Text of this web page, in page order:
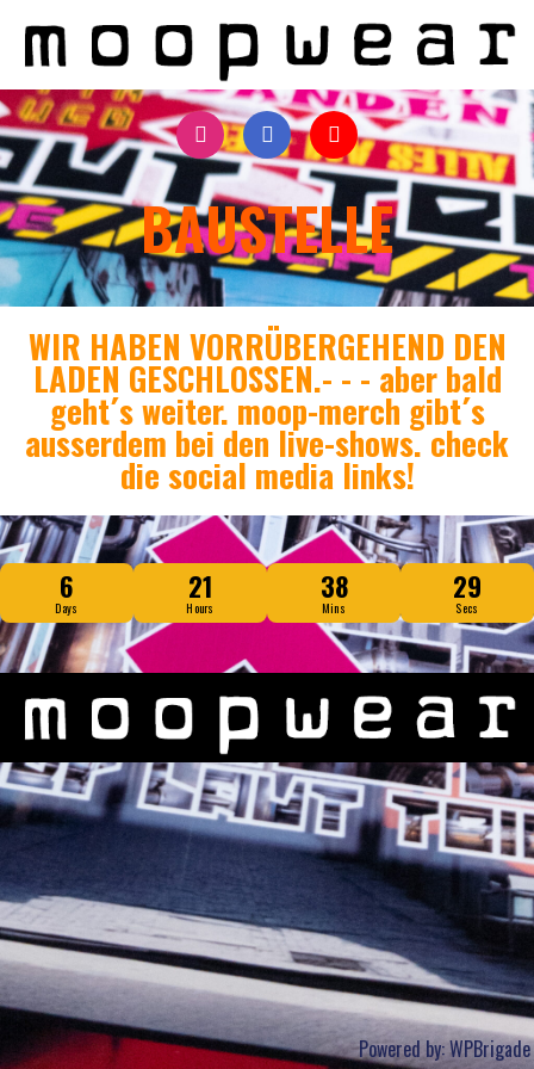
BAUSTELLE
WIR HABEN VORRÜBERGEHEND DEN
LADEN GESCHLOSSEN.- - - aber bald
geht´s weiter. moop-merch gibt´s
ausserdem bei den live-shows. check
die social media links!
6
Days
21
Hours
38
Mins
29
Secs
Powered by:WPBrigade